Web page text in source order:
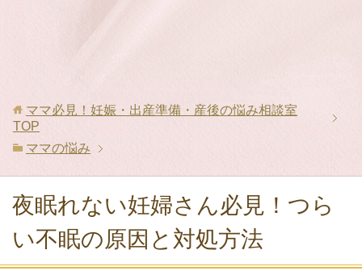
ママ必見！妊娠・出産準備・産後の悩み相談室
TOP
ママの悩み
夜眠れない妊婦さん必見！つら
い不眠の原因と対処方法